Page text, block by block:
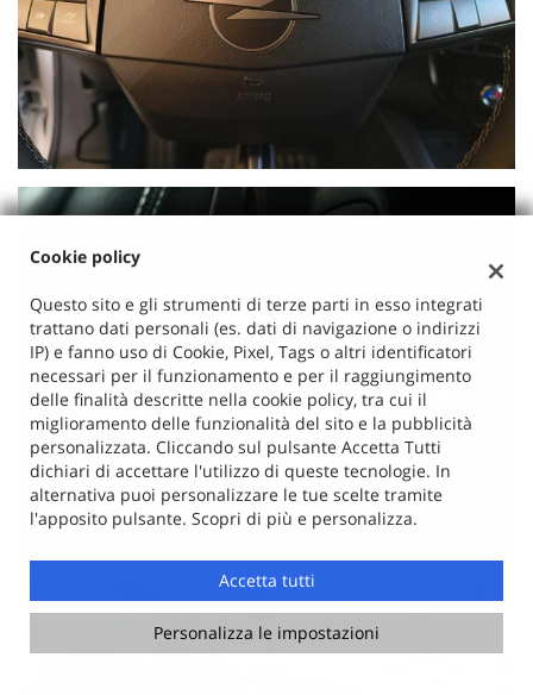
Cookie policy
Questo sito e gli strumenti di terze parti in esso integrati
trattano dati personali (es. dati di navigazione o indirizzi
IP) e fanno uso di Cookie, Pixel, Tags o altri identificatori
necessari per il funzionamento e per il raggiungimento
delle finalità descritte nella cookie policy, tra cui il
miglioramento delle funzionalità del sito e la pubblicità
personalizzata. Cliccando sul pulsante Accetta Tutti
dichiari di accettare l'utilizzo di queste tecnologie. In
alternativa puoi personalizzare le tue scelte tramite
l'apposito pulsante. Scopri di più e personalizza.
Accetta tutti
Personalizza le impostazioni